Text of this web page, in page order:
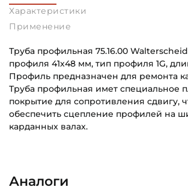
Характеристики
Применение
Труба профильная 75.16.00
профиля 41х48 мм, тип профиля 1G,
Профиль предназначен для ремонта
Труба профильная имет специальное
покрытие для сопротивления сдвигу,
обеспечить сцепление профилей на
карданных валах.
Тип профиля:
Категория:
Аналоги